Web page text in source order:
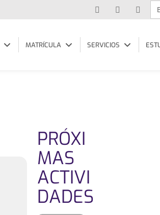
MATRÍCULA SERVICIOS
PRÓXI
MAS
ACTIVI
DADES